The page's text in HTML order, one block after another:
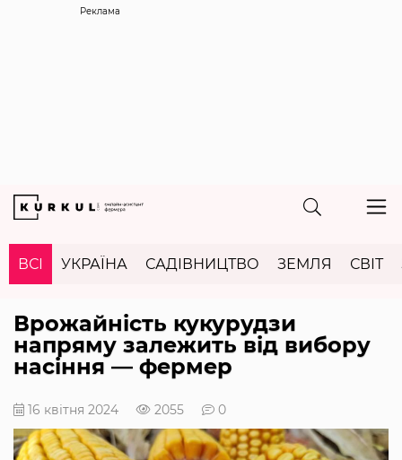
Реклама
ВСІ УКРАЇНА САДІВНИЦТВО ЗЕМЛЯ СВІТ
Врожайність кукурудзи
напряму залежить від вибору
насіння — фермер
16 квітня 2024 2055 0